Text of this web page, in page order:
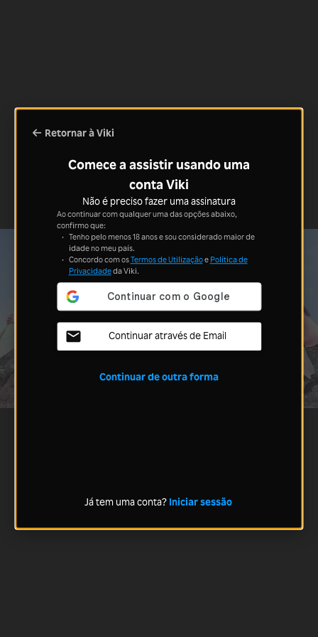
Retornar à Viki
Comece a assistir usando uma
conta Viki
Não é preciso fazer uma assinatura
Ao continuar com qualquer uma das opções abaixo,
confirmo que:
Tenho pelo menos 18 anos e sou considerado maior de
idade no meu país.
Concordo com osTermos de Utilizaçãoe Política de
Privacidadeda Viki.
Continuar através de Email
Continuar de outra forma
Já tem uma conta? Iniciar sessão